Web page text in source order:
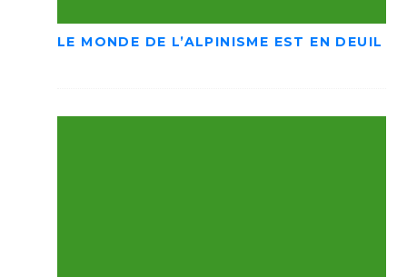
LE MONDE DE L’ALPINISME EST EN DEUIL